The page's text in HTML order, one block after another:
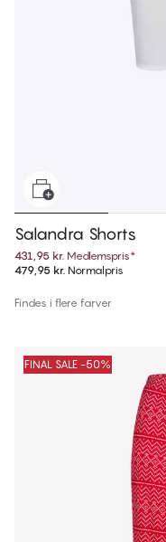
Salandra Shorts
431,95 kr. Medlemspris*
479,95 kr. Normalpris
Findes i flere farver
FINAL SALE -50%